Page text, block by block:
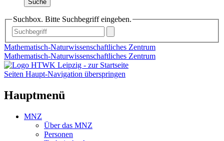
Suche
Suchbox. Bitte Suchbegriff eingeben.
Mathematisch-Naturwissenschaftliches Zentrum
Mathematisch-Naturwissenschaftliches Zentrum
Seiten Haupt-Navigation überspringen
Hauptmenü
MNZ
Über das MNZ
Personen